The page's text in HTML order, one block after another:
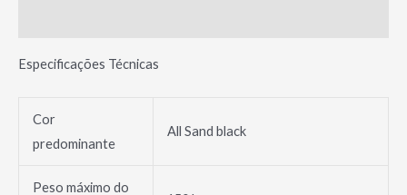
Especificações Técnicas
Cor
predominante
All Sand black
Peso máximo do